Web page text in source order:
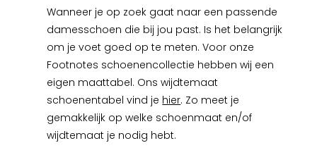
Wanneer je op zoek gaat naar een passende
damesschoen die bij jou past. Is het belangrijk
om je voet goed op te meten. Voor onze
Footnotes schoenencollectie hebben wij een
eigen maattabel. Ons wijdtemaat
schoenentabel vind je hier. Zo meet je
gemakkelijk op welke schoenmaat en/of
wijdtemaat je nodig hebt.